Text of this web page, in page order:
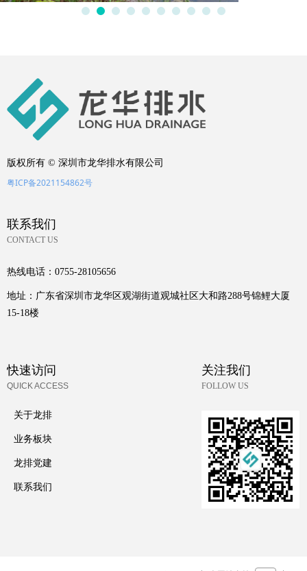
热线电话： 0755-28105656
地址： 广东省深圳市龙华区观湖街道观城社区大和路288号锦鲤大厦
15-18楼
联系我们
CONTACT US
关注我们
FOLLOW US
关于龙排
业务板块
龙排党建
联系我们
快速访问
QUICK ACCESS
版权所有 © 深圳市龙华排水有限公司
粤ICP备2021154862号